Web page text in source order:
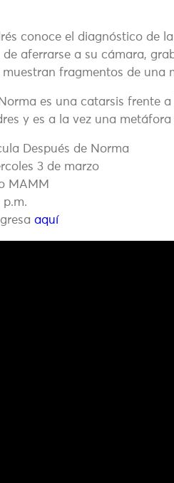
conoce el diagnóstico de
de aferrarse a su cámara,
fragmentos de una
es una catarsis frente
y es a la vez una
Después de Norma
3 de marzo
MAMM
p.m.
aquí